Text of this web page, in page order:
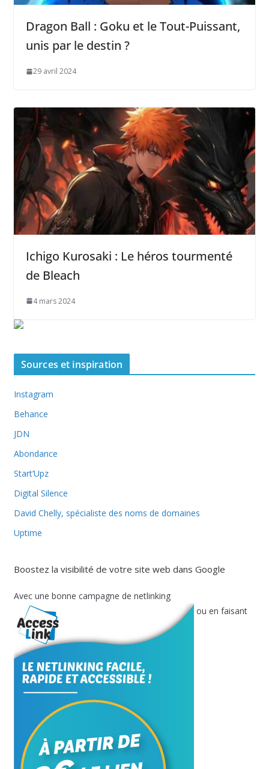
Dragon Ball : Goku et le Tout-Puissant,
unis par le destin ?
29 avril 2024
Ichigo Kurosaki : Le héros tourmenté
de Bleach
4 mars 2024
Sources et inspiration
Instagram
Behance
JDN
Abondance
Start’Upz
Digital Silence
David Chelly, spécialiste des noms de domaines
Uptime
Boostez la visibilité de votre site web dans Google
Avec une bonne campagne de netlinking
ou en faisant